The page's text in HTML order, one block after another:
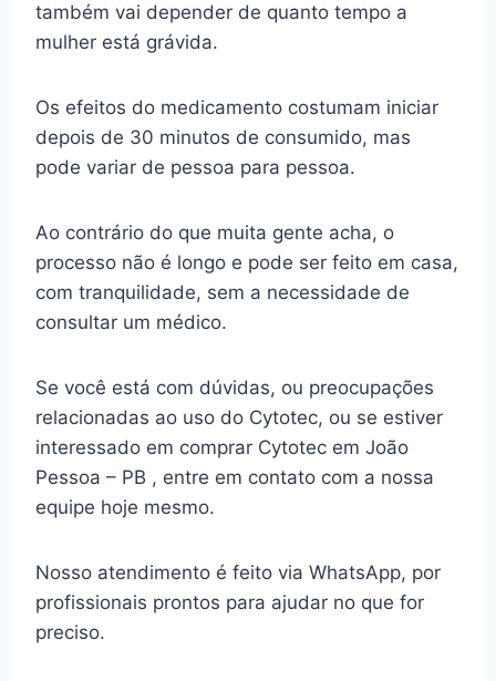
também vai depender de quanto tempo a
mulher está grávida.
Os efeitos do medicamento costumam iniciar
depois de 30 minutos de consumido, mas
pode variar de pessoa para pessoa.
Ao contrário do que muita gente acha, o
processo não é longo e pode ser feito em casa,
com tranquilidade, sem a necessidade de
consultar um médico.
Se você está com dúvidas, ou preocupações
relacionadas ao uso do Cytotec, ou se estiver
interessado em comprar Cytotec em João
Pessoa – PB , entre em contato com a nossa
equipe hoje mesmo.
Nosso atendimento é feito via WhatsApp, por
profissionais prontos para ajudar no que for
preciso.